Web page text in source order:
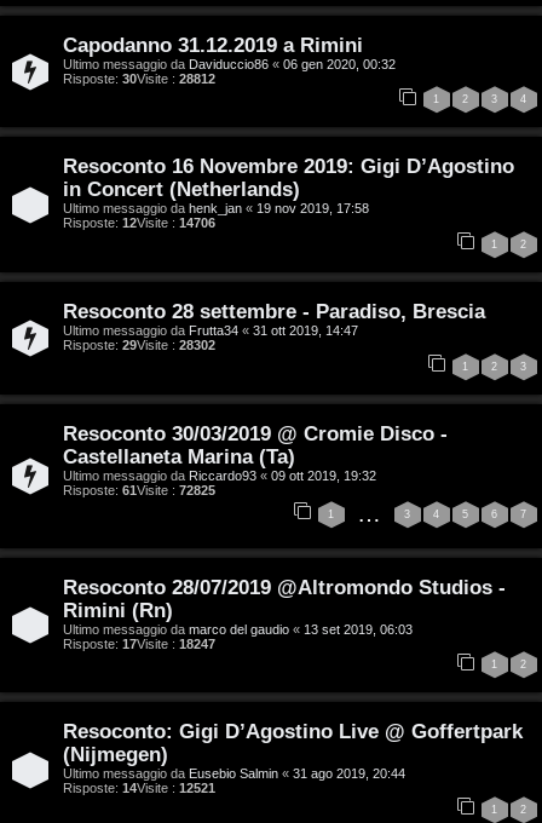
n
t
a
t
t
i
v
i
C
e
a
A
Q
Capodanno 31.12.2019 a Rimini
Ultimo messaggio da Daviduccio86 « 06 gen 2020, 00:32
Risposte: 30Visite : 28812
1 2 3 4
Resoconto 16 Novembre 2019: Gigi D’Agostino
in Concert (Netherlands)
Ultimo messaggio da henk_jan « 19 nov 2019, 17:58
Risposte: 12Visite : 14706
1 2
Resoconto 28 settembre - Paradiso, Brescia
Ultimo messaggio da Frutta34 « 31 ott 2019, 14:47
Risposte: 29Visite : 28302
1 2 3
Resoconto 30/03/2019 @ Cromie Disco -
Castellaneta Marina (Ta)
Ultimo messaggio da Riccardo93 « 09 ott 2019, 19:32
Risposte: 61Visite : 72825
1 … 3 4 5 6 7
Resoconto 28/07/2019 @Altromondo Studios -
Rimini (Rn)
Ultimo messaggio da marco del gaudio « 13 set 2019, 06:03
Risposte: 17Visite : 18247
1 2
Resoconto: Gigi D’Agostino Live @ Goffertpark
(Nijmegen)
Ultimo messaggio da Eusebio Salmin « 31 ago 2019, 20:44
Risposte: 14Visite : 12521
1 2
r
M
u
i
a
:
C
D
/
V
i
i
D